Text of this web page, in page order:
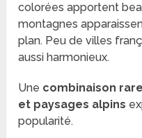
colorées apportent
montagnes
plan. Peu de villes
aussi harmonieux.
Une combinaison
et paysages alpins
popularité.